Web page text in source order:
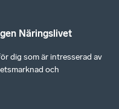
Näringslivet
dig som är intresserad av
och